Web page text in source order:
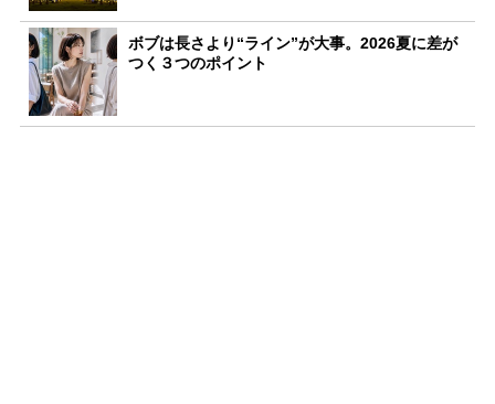
ボブは長さより“ライン”が大事。2026夏に差が
つく３つのポイント